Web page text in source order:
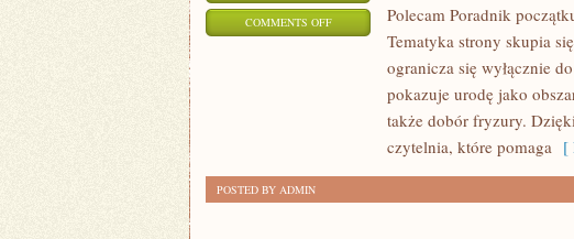
COMMENTS OFFON
KREATYWNY
Polecam Poradnik
Tematyka strony skupia
ogranicza się wyłącznie
pokazuje urodę jako
także dobór fryzury.
czytelnia, które pomaga [
POSTED BY ADMIN